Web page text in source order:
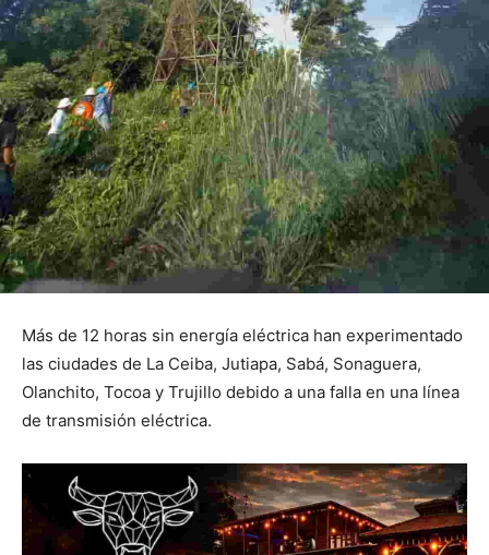
Más de 12 horas sin energía eléctrica han experimentado
las ciudades de La Ceiba, Jutiapa, Sabá, Sonaguera,
Olanchito, Tocoa y Trujillo debido a una falla en una línea
de transmisión eléctrica.